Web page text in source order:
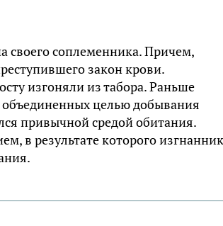
своего соплеменника. Причем,
закон крови.
изгоняли из табора. Раньше
объединенных целью добывания
привычной средой обитания.
в результате которого изгнанник